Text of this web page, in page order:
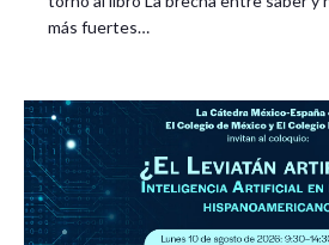
más fuertes…